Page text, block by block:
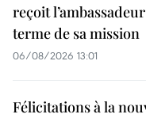
reçoit
terme de sa mission
06/08/2026 13:01
Félicitations à la